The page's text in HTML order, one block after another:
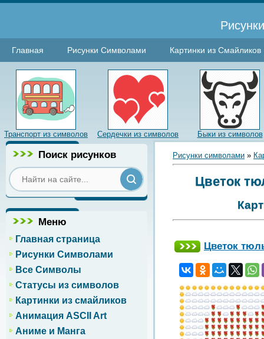
Главная Рисунки Символами Картинки из Смайликов
Транспорт из символов Сердечки из символов Быки из символов
Поиск рисунков
Меню
Главная страница
Рисунки Символами
Все Символы
Статусы из символов
Картинки из смайликов
Анимация ASCII Art
Аниме и Манга
Рисунки символами »
Цветок
Цветок